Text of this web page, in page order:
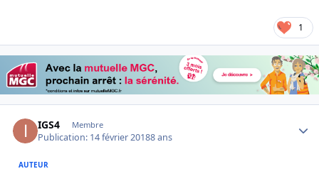
1
IGS4 Membre
Publication: 14 février 20188 ans
AUTEUR